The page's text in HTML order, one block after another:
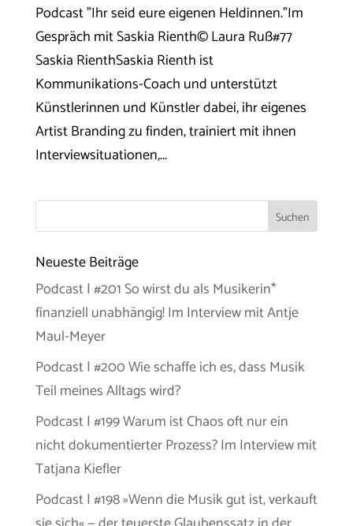
Podcast "Ihr seid eure eigenen Heldinnen."Im
Gespräch mit Saskia Rienth© Laura Ruß#77
Saskia RienthSaskia Rienth ist
Kommunikations-Coach und unterstützt
Künstlerinnen und Künstler dabei, ihr eigenes
Artist Branding zu finden, trainiert mit ihnen
Interviewsituationen,...
Neueste Beiträge
Podcast | #201 So wirst du als Musikerin*
finanziell unabhängig! Im Interview mit Antje
Maul-Meyer
Podcast | #200 Wie schaffe ich es, dass Musik
Teil meines Alltags wird?
Podcast | #199 Warum ist Chaos oft nur ein
nicht dokumentierter Prozess? Im Interview mit
Tatjana Kiefler
Podcast | #198 »Wenn die Musik gut ist, verkauft